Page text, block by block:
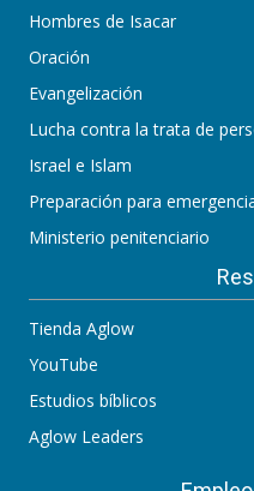
Hombres de Isacar
Oración
Evangelización
Lucha contra la trata de
Israel e Islam
Preparación para
Ministerio penitenciario
Tienda Aglow
YouTube
Estudios bíblicos
Aglow Leaders